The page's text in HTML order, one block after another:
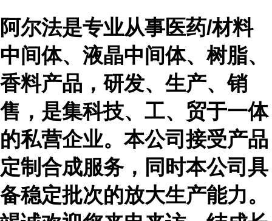
阿尔法是专业从事医药/材料
中间体、液晶中间体、树脂、
香料产品，研发、生产、销
售，是集科技、工、贸于一体
的私营企业。本公司接受产品
定制合成服务，同时本公司具
备稳定批次的放大生产能力。